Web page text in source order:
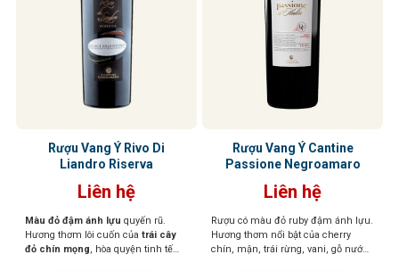
Rượu Vang Ý Rivo Di
Liandro Riserva
Liên hệ
Màu đỏ đậm ánh lựu quyến rũ.
Hương thơm lôi cuốn của trái cây
đỏ chín mọng, hòa quyện tinh tế
Rượu Vang Ý Cantine
Passione Negroamaro
Liên hệ
Rượu có màu đỏ ruby đậm ánh lựu.
Hương thơm nổi bật của cherry
chín, mận, trái rừng, vani, gỗ nướng